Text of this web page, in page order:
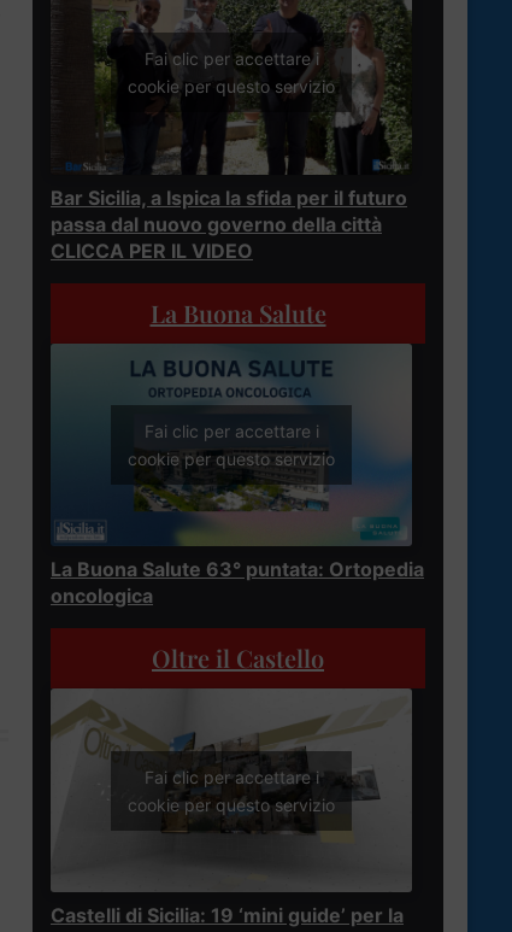
Fai clic per accettare i
cookie per questo servizio
Bar Sicilia, a Ispica la sfida per il futuro
passa dal nuovo governo della città
CLICCA PER IL VIDEO
La Buona Salute
Fai clic per accettare i
cookie per questo servizio
La Buona Salute 63° puntata: Ortopedia
oncologica
Oltre il Castello
Fai clic per accettare i
cookie per questo servizio
Castelli di Sicilia: 19 ‘mini guide’ per la